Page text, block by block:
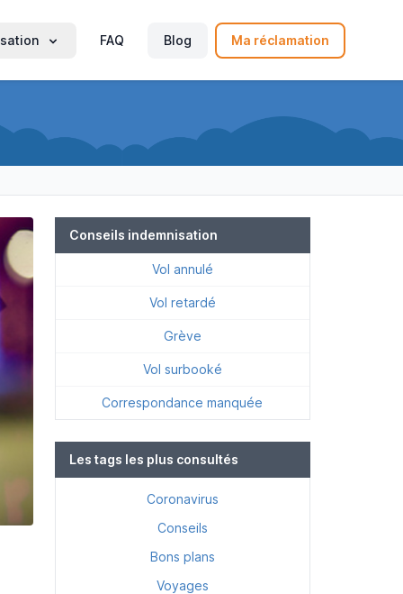
FAQ Blog Ma réclamation
Conseils indemnisation
Vol annulé
Vol retardé
Grève
Vol surbooké
Correspondance manquée
Les tags les plus consultés
Coronavirus
Conseils
Bons plans
Voyages